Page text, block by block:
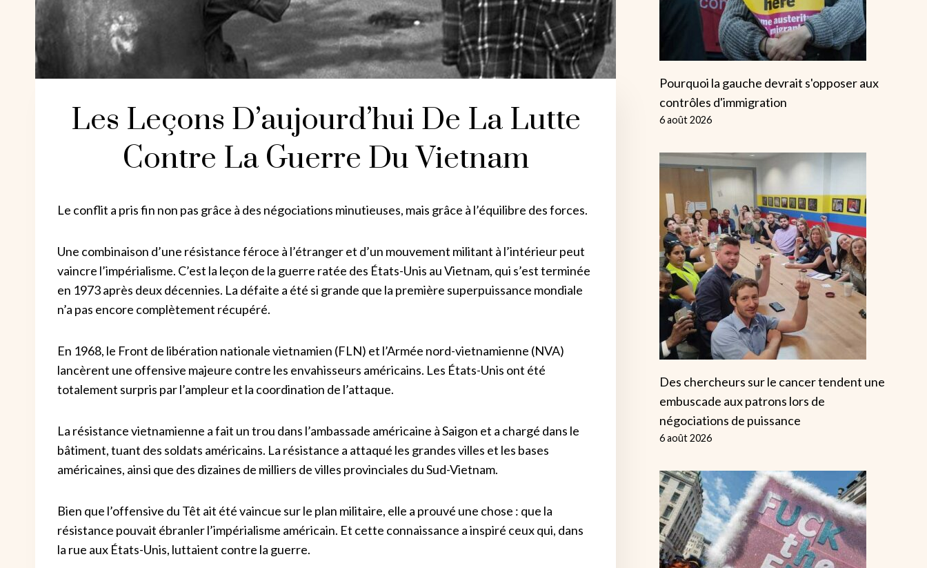
Les Leçons D’aujourd’hui De La Lutte
Contre La Guerre Du Vietnam
Le conflit a pris fin non pas grâce à des négociations minutieuses, mais grâce à l’équilibre des forces.
Une combinaison d’une résistance féroce à l’étranger et d’un mouvement militant à l’intérieur peut
vaincre l’impérialisme. C’est la leçon de la guerre ratée des États-Unis au Vietnam, qui s’est terminée
en 1973 après deux décennies. La défaite a été si grande que la première superpuissance mondiale
n’a pas encore complètement récupéré.
En 1968, le Front de libération nationale vietnamien (FLN) et l’Armée nord-vietnamienne (NVA)
lancèrent une offensive majeure contre les envahisseurs américains. Les États-Unis ont été
totalement surpris par l’ampleur et la coordination de l’attaque.
La résistance vietnamienne a fait un trou dans l’ambassade américaine à Saigon et a chargé dans le
bâtiment, tuant des soldats américains. La résistance a attaqué les grandes villes et les bases
américaines, ainsi que des dizaines de milliers de villes provinciales du Sud-Vietnam.
Bien que l’offensive du Têt ait été vaincue sur le plan militaire, elle a prouvé une chose : que la
résistance pouvait ébranler l’impérialisme américain. Et cette connaissance a inspiré ceux qui, dans
la rue aux États-Unis, luttaient contre la guerre.
Pourquoi la gauche devrait s'opposer aux
contrôles d'immigration
6 août 2026
Des chercheurs sur le cancer tendent une
embuscade aux patrons lors de
négociations de puissance
6 août 2026